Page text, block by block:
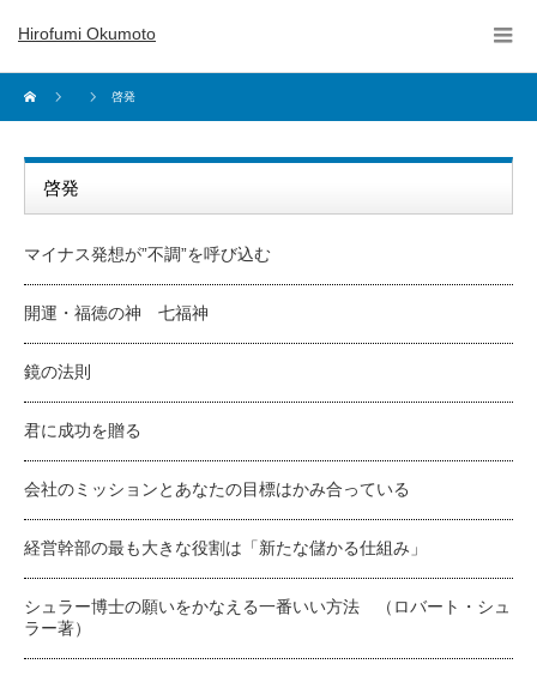
Hirofumi Okumoto
啓発
啓発
マイナス発想が”不調”を呼び込む
開運・福徳の神 七福神
鏡の法則
君に成功を贈る
会社のミッションとあなたの目標はかみ合っている
経営幹部の最も大きな役割は「新たな儲かる仕組み」
シュラー博士の願いをかなえる一番いい方法 （ロバート・シュ
ラー著）